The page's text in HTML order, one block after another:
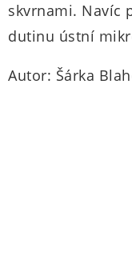
skvrnami. Navíc
dutinu ústní
Autor: Šárka